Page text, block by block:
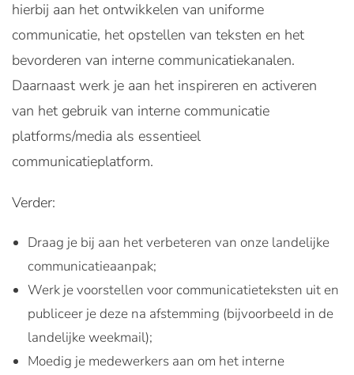
hierbij aan het ontwikkelen van uniforme
communicatie, het opstellen van teksten en het
bevorderen van interne communicatiekanalen.
Daarnaast werk je aan het inspireren en activeren
van het gebruik van interne communicatie
platforms/media als essentieel
communicatieplatform.
Verder:
Draag je bij aan het verbeteren van onze landelijke
communicatieaanpak;
Werk je voorstellen voor communicatieteksten uit en
publiceer je deze na afstemming (bijvoorbeeld in de
landelijke weekmail);
Moedig je medewerkers aan om het interne